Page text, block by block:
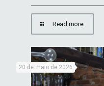
Read more
20 de maio de 2026